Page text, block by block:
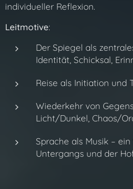
individueller Reflexion.
Leitmotive:
Der Spiegel als
Identität, Schicksal,
Reise als Initiation und
Wiederkehr von
Licht/Dunkel, Chaos/
Sprache als Musik –
Untergangs und der